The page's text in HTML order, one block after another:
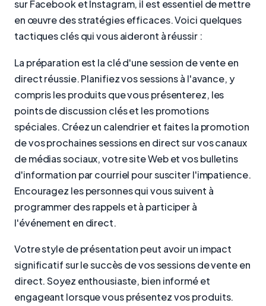
sur Facebook et Instagram, il est essentiel de mettre
en œuvre des stratégies efficaces. Voici quelques
tactiques clés qui vous aideront à réussir :
La préparation est la clé d'une session de vente en
direct réussie. Planifiez vos sessions à l'avance, y
compris les produits que vous présenterez, les
points de discussion clés et les promotions
spéciales. Créez un calendrier et faites la promotion
de vos prochaines sessions en direct sur vos canaux
de médias sociaux, votre site Web et vos bulletins
d'information par courriel pour susciter l'impatience.
Encouragez les personnes qui vous suivent à
programmer des rappels et à participer à
l'événement en direct.
Votre style de présentation peut avoir un impact
significatif sur le succès de vos sessions de vente en
direct. Soyez enthousiaste, bien informé et
engageant lorsque vous présentez vos produits.